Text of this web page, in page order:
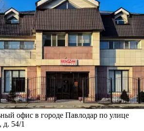
офис в городе Павлодар по улице
д. 54/1